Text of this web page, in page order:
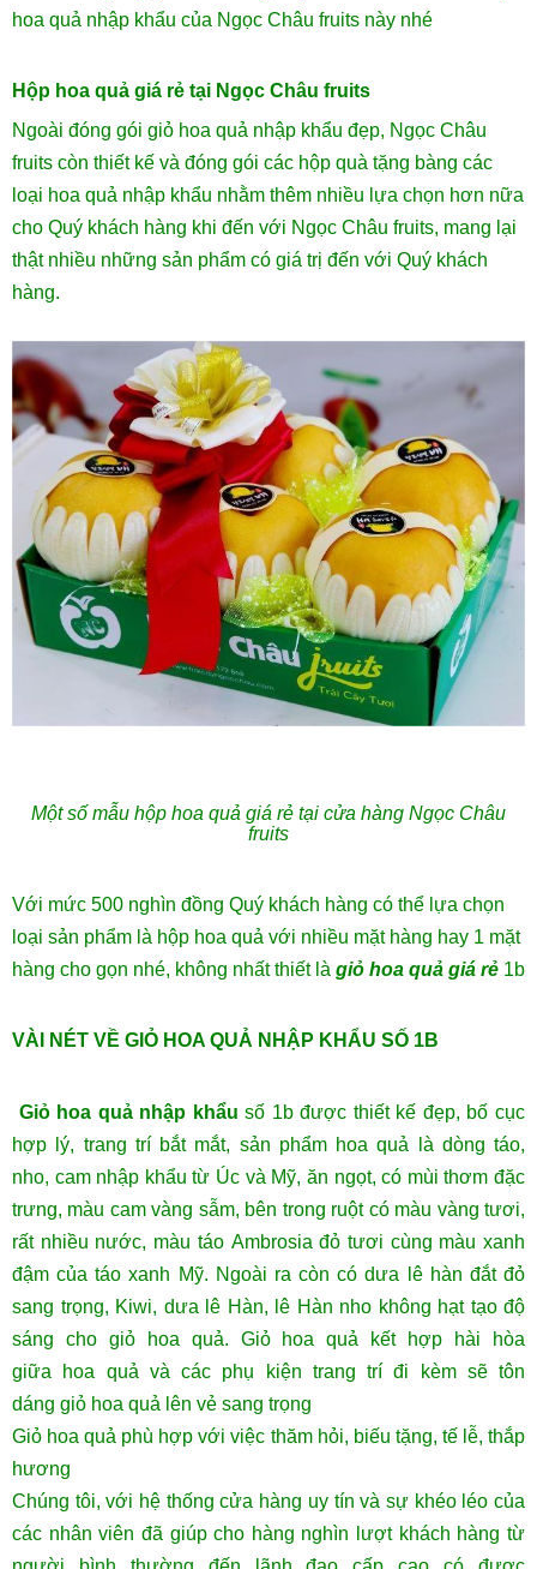
hoa quả nhập khẩu của Ngọc Châu fruits này nhé
Hộp hoa quả giá rẻ tại Ngọc Châu fruits
Ngoài đóng gói giỏ hoa quả nhập khẩu đẹp, Ngọc Châu
fruits còn thiết kế và đóng gói các hộp quà tặng bàng các
loại hoa quả nhập khẩu nhằm thêm nhiều lựa chọn hơn nữa
cho Quý khách hàng khi đến với Ngọc Châu fruits, mang lại
thật nhiều những sản phẩm có giá trị đến với Quý khách
hàng.
Một số mẫu hộp hoa quả giá rẻ tại cửa hàng Ngọc Châu
fruits
Với mức 500 nghìn đồng Quý khách hàng có thể lựa chọn
loại sản phẩm là hộp hoa quả với nhiều mặt hàng hay 1 mặt
hàng cho gọn nhé, không nhất thiết là giỏ hoa quả giá rẻ 1b
VÀI NÉT VỀ GIỎ HOA QUẢ NHẬP KHẨU SỐ 1B
Giỏ hoa quả nhập khẩu số 1b được thiết kế đẹp, bố cục
hợp lý, trang trí bắt mắt, sản phẩm hoa quả là dòng táo,
nho, cam nhập khẩu từ Úc và Mỹ, ăn ngọt, có mùi thơm đặc
trưng, màu cam vàng sẫm, bên trong ruột có màu vàng tươi,
rất nhiều nước, màu táo Ambrosia đỏ tươi cùng màu xanh
đậm của táo xanh Mỹ. Ngoài ra còn có dưa lê hàn đắt đỏ
sang trọng, Kiwi, dưa lê Hàn, lê Hàn nho không hạt tạo độ
sáng cho giỏ hoa quả. Giỏ hoa quả kết hợp hài hòa
giữa hoa quả và các phụ kiện trang trí đi kèm sẽ tôn
dáng giỏ hoa quả lên vẻ sang trọng
Giỏ hoa quả phù hợp với việc thăm hỏi, biếu tặng, tế lễ, thắp
hương
Chúng tôi, với hệ thống cửa hàng uy tín và sự khéo léo của
các nhân viên đã giúp cho hàng nghìn lượt khách hàng từ